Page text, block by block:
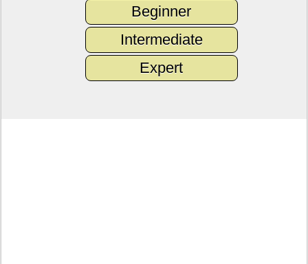
Beginner
Intermediate
Expert